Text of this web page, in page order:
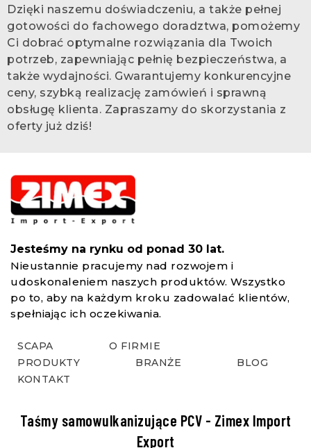
Dzięki naszemu doświadczeniu, a także pełnej
gotowości do fachowego doradztwa, pomożemy
Ci dobrać optymalne rozwiązania dla Twoich
potrzeb, zapewniając pełnię bezpieczeństwa, a
także wydajności. Gwarantujemy konkurencyjne
ceny, szybką realizację zamówień i sprawną
obsługę klienta. Zapraszamy do skorzystania z
oferty już dziś!
Jesteśmy na rynku od ponad 30 lat.
Nieustannie pracujemy nad rozwojem i
udoskonaleniem naszych produktów. Wszystko
po to, aby na każdym kroku zadowalać klientów,
spełniając ich oczekiwania.
SCAPA
O FIRMIE
PRODUKTY
BRANŻE
BLOG
KONTAKT
Taśmy samowulkanizujące PCV - Zimex Import
Export